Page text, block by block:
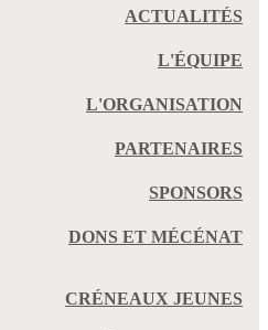
ACTUALITÉS
L'ÉQUIPE
L'ORGANISATION
PARTENAIRES
SPONSORS
DONS ET MÉCÉNAT
CRÉNEAUX JEUNES